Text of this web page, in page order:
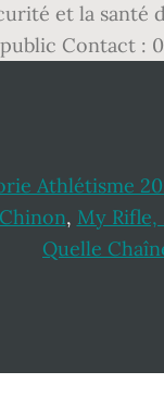
et la santé
Contact :
Athlétisme
, My Rifle,
Quelle